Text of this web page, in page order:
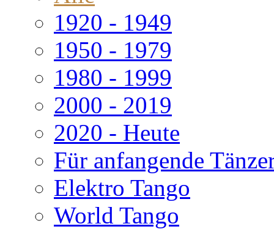
1920 - 1949
1950 - 1979
1980 - 1999
2000 - 2019
2020 - Heute
Für anfangende
Elektro Tango
World Tango